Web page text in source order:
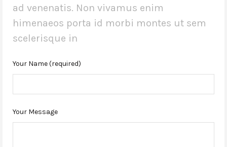
ad venenatis. Non vivamus enim
himenaeos porta id morbi montes ut sem
scelerisque in
Your Name (required)
Your Message